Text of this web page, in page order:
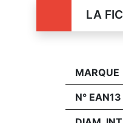
LA
MARQUE
N° EAN13